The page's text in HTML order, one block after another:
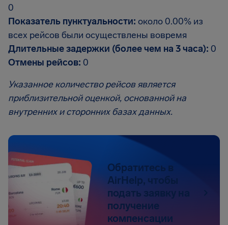
0
Показатель пунктуальности: около 0.00% из
всех рейсов были осуществлены вовремя
Длительные задержки (более чем на 3 часа): 0
Отмены рейсов: 0
Указанное количество рейсов является
приблизительной оценкой, основанной на
внутренних и сторонних базах данных.
Обратитесь в
AirHelp, чтобы
подать заявку на
получение
компенсации